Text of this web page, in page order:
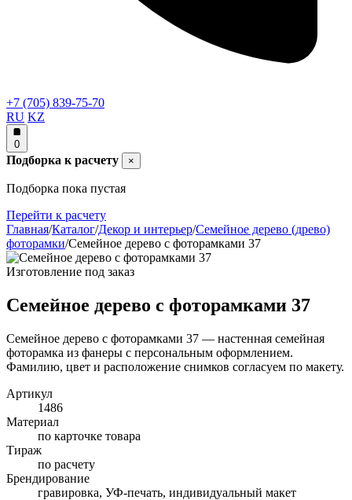
+7 (705) 839-75-70
RU KZ
0
Подборка к расчету ×
Подборка пока пустая
Перейти к расчету
Главная/Каталог/Декор и интерьер/Семейное дерево (древо)
фоторамки/Семейное дерево с фоторамками 37
Изготовление под заказ
Семейное дерево с фоторамками 37
Семейное дерево с фоторамками 37 — настенная семейная
фоторамка из фанеры с персональным оформлением.
Фамилию, цвет и расположение снимков согласуем по макету.
Артикул
1486
Материал
по карточке товара
Тираж
по расчету
Брендирование
гравировка, УФ-печать, индивидуальный макет